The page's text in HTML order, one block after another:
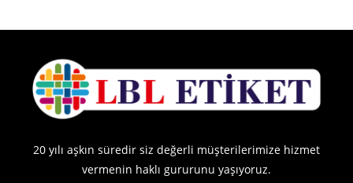
20 yılı aşkın süredir siz değerli müşterilerimize hizmet
vermenin haklı gururunu yaşıyoruz.